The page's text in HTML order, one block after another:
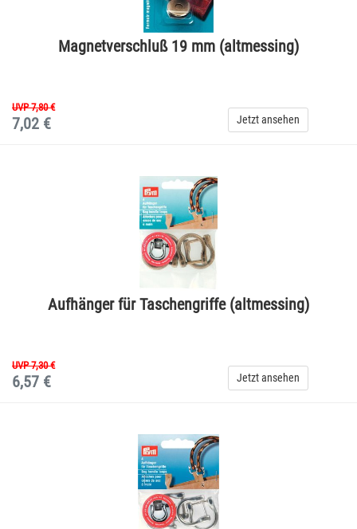
Magnetverschluß 19 mm (altmessing)
UVP 7,80 €
7,02 € Jetzt ansehen
Aufhänger für Taschengriffe (altmessing)
UVP 7,30 €
6,57 € Jetzt ansehen